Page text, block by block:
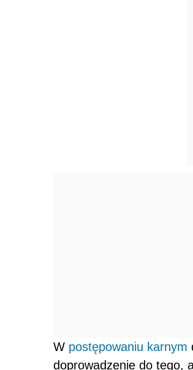
W postępowaniu karnym
doprowadzenie do tego,